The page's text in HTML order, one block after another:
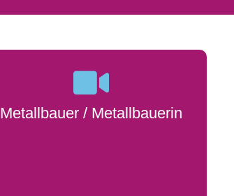
Metallbauer / Metallbauerin